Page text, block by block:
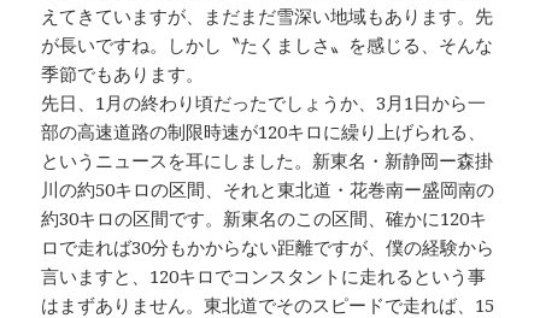
えてきていますが、まだまだ雪深い地域もあります。先
が長いですね。しかし〝たくましさ〟を感じる、そんな
季節でもあります。
先日、1月の終わり頃だったでしょうか、3月1日から一
部の高速道路の制限時速が120キロに繰り上げられる、
というニュースを耳にしました。新東名・新静岡ー森掛
川の約50キロの区間、それと東北道・花巻南ー盛岡南の
約30キロの区間です。新東名のこの区間、確かに120キ
ロで走れば30分もかからない距離ですが、僕の経験から
言いますと、120キロでコンスタントに走れるという事
はまずありません。東北道でそのスピードで走れば、15